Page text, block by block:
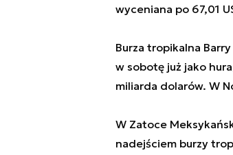
wyceniana po 67,01
Burza tropikalna
w sobotę już jako
miliarda dolarów. W
W Zatoce
nadejściem burzy